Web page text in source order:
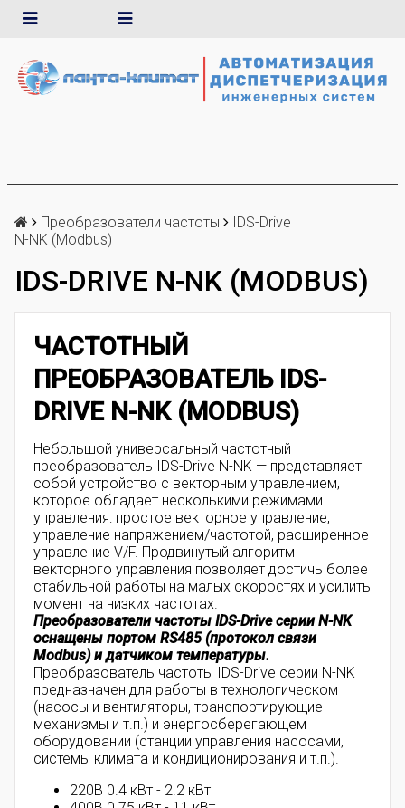
Преобразователи частоты
IDS-Drive
N-NK (Modbus)
IDS-DRIVE N-NK (MODBUS)
ЧАСТОТНЫЙ
ПРЕОБРАЗОВАТЕЛЬ IDS-
DRIVE N-NK (MODBUS)
Небольшой универсальный частотный
преобразователь IDS-Drive N-NK — представляет
собой устройство с векторным управлением,
которое обладает несколькими режимами
управления: простое векторное управление,
управление напряжением/частотой, расширенное
управление V/F. Продвинутый алгоритм
векторного управления позволяет достичь более
стабильной работы на малых скоростях и усилить
момент на низких частотах.
Преобразователи частоты IDS-Drive серии N-NK
оснащены портом RS485 (протокол связи
Modbus) и датчиком температуры.
Преобразователь частоты IDS-Drive серии N-NK
предназначен для работы в технологическом
(насосы и вентиляторы, транспортирующие
механизмы и т.п.) и энергосберегающем
оборудовании (станции управления насосами,
системы климата и кондиционирования и т.п.).
220В 0.4 кВт - 2.2 кВт